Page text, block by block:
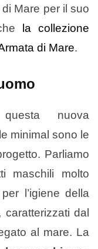
Mare per il suo
la collezione
di Mare.
nuova
minimal sono le
Parliamo
maschili molto
l’igiene della
dal
al mare. La